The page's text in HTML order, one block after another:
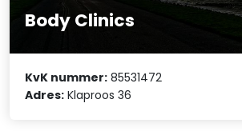
Body Clinics
KvK nummer: 85531472
Adres: Klaproos 36